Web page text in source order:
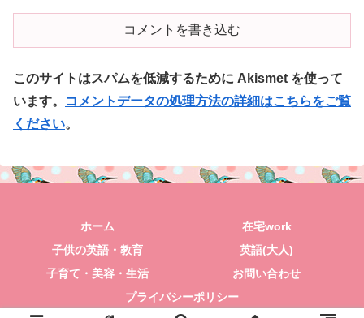
コメントを書き込む
このサイトはスパムを低減するために Akismet を使って
います。
コメントデータの処理方法の詳細はこちらをご覧
ください。
ホーム
在宅work
子供の英語・教育
英語(大人)
子育て・美容・生活
お問い合わせ
プライバシーポリシー